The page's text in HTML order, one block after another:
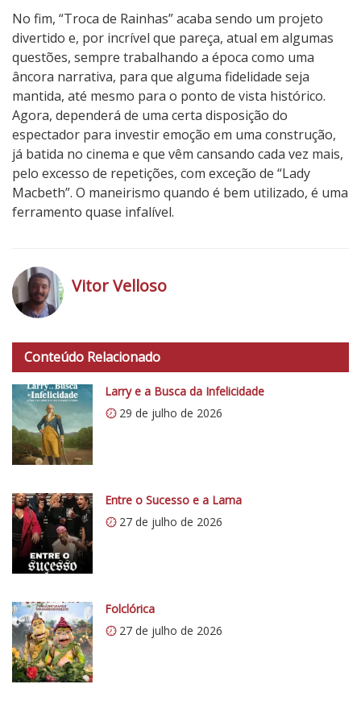
No fim, “Troca de Rainhas” acaba sendo um projeto
divertido e, por incrível que pareça, atual em algumas
questões, sempre trabalhando a época como uma
âncora narrativa, para que alguma fidelidade seja
mantida, até mesmo para o ponto de vista histórico.
Agora, dependerá de uma certa disposição do
espectador para investir emoção em uma construção,
já batida no cinema e que vêm cansando cada vez mais,
pelo excesso de repetições, com exceção de “Lady
Macbeth”. O maneirismo quando é bem utilizado, é uma
ferramento quase infalível.
o
t
C
í
t
i
o
5
1
t
p
s
:
/
/
0
.
w
p
.
c
o
m
/
v
Vitor Velloso
Conteúdo Relacionado
Larry e a Busca da Infelicidade
29 de julho de 2026
Entre o Sucesso e a Lama
27 de julho de 2026
Folclórica
27 de julho de 2026